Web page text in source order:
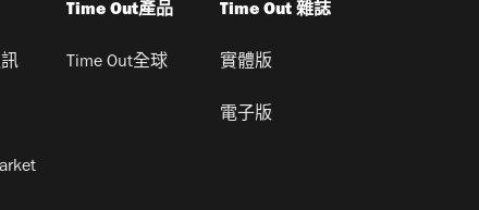
Time Out產品
Time Out全球
Time Out 雜誌
實體版
電子版